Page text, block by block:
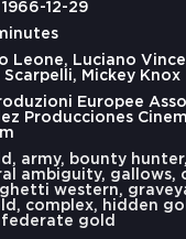
1966-12-29
Leone, Luciano
Scarpelli, Mickey Knox
Europee
Producciones
, army, bounty hunter,
ambiguity, gallows,
western,
, complex, hidden
gold